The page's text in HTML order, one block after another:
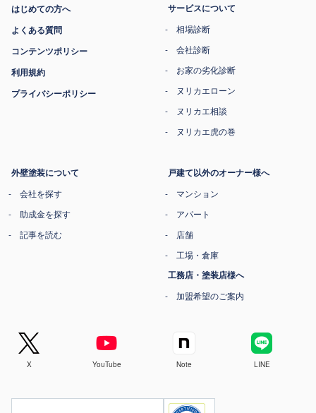
はじめての方へ
よくある質問
コンテンツポリシー
利用規約
プライバシーポリシー
サービスについて
相場診断
会社診断
お家の劣化診断
ヌリカエローン
ヌリカエ相談
ヌリカエ虎の巻
外壁塗装について
会社を探す
助成金を探す
記事を読む
戸建て以外のオーナー様へ
マンション
アパート
店舗
工場・倉庫
工務店・塗装店様へ
加盟希望のご案内
X YouTube Note LINE